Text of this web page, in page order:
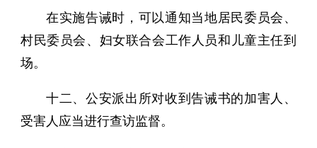
在实施告诫时，可以通知当地居民委员会、
村民委员会、妇女联合会工作人员和儿童主任到
场。
十二、公安派出所对收到告诫书的加害人、
受害人应当进行查访监督。